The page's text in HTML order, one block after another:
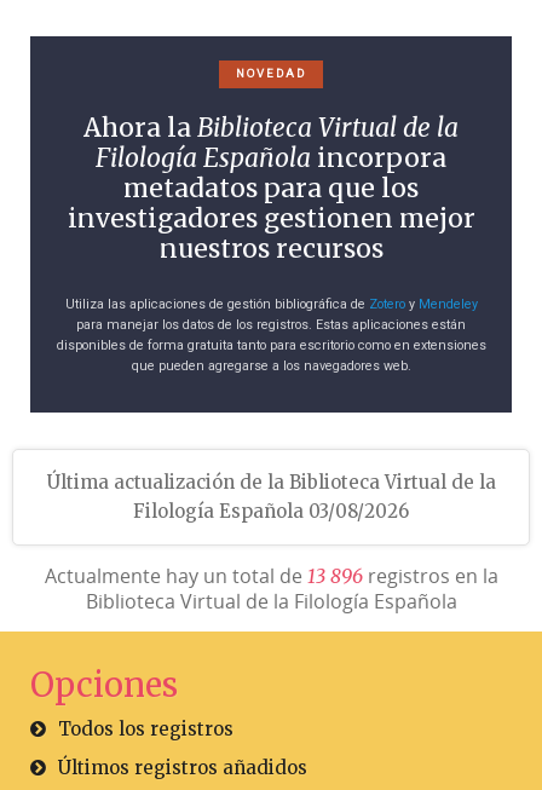
NOVEDAD
Ahora laBiblioteca Virtual de la
Filología Española incorpora
metadatos para que los
investigadores gestionen mejor
nuestros recursos
Utiliza las aplicaciones de gestión bibliográfica de Zoteroy Mendeley
para manejar los datos de los registros. Estas aplicaciones están
disponibles de forma gratuita tanto para escritorio como en extensiones
que pueden agregarse a los navegadores web.
Última actualización de la Biblioteca Virtual de la
Filología Española 03/08/2026
Actualmente hay un total de 13 896registros en la
Biblioteca Virtual de la Filología Española
Opciones
Todos los registros
Últimos registros añadidos